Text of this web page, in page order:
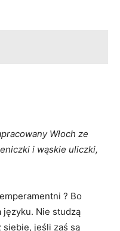
Włoch ze
i wąskie uliczki,
? Bo
języku. Nie studzą
jeśli zaś są